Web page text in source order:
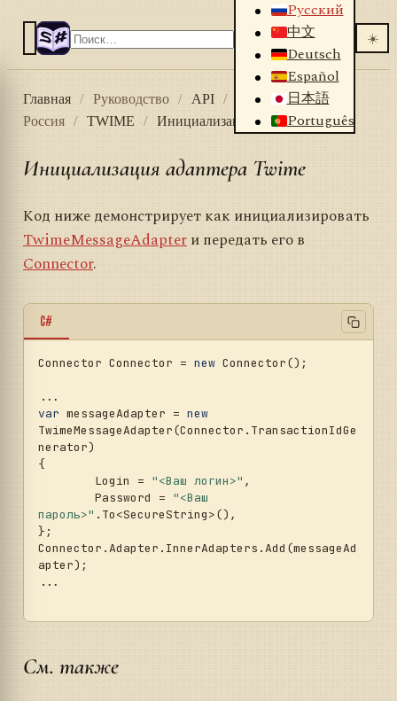
Русский
中文
Deutsch
Español
日本語
Português
☀️
Главная / Руководство / API / Коннекторы
/
Россия
/ TWIME / Инициализация адаптера Twime
Инициализация адаптера Twime
Код ниже демонстрирует как инициализировать
TwimeMessageAdapterи передать его в
Connector.
C#
Connector Connector = new Connector();
var messageAdapter = new
TwimeMessageAdapter(Connector.TransactionIdGe
nerator)
{
	Login =
"<Ваш логин>" ,
	Password =
"<Ваш
пароль>" .To<SecureString>(),
};
Connector.Adapter.InnerAdapters.Add(messageAd
apter);
...
См. также